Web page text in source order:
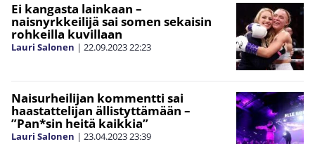
Ei kangasta lainkaan –
naisnyrkkeilijä sai somen sekaisin
rohkeilla kuvillaan
Lauri Salonen | 22.09.202322:23
Naisurheilijan kommentti sai
haastattelijan ällistyttämään –
”Pan*sin heitä kaikkia”
Lauri Salonen | 23.04.202323:39